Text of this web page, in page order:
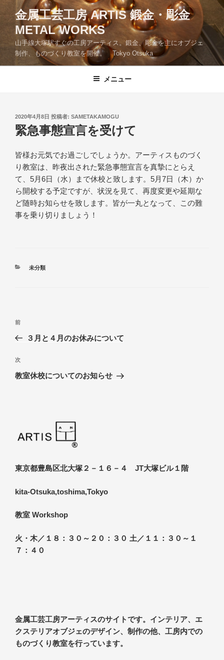
ン
へ
金属工芸工房 ARTIS 鍛金・彫金
METAL WORKS
山手線大塚駅すぐの工房アーティス。鍛金、彫金を主にオブジェ
制作、ものづくり教室を開催。 Tokyo Otsuka
メニュー
投
稿
日:
2020年4月8日 投稿者: SAMETAKAMOGU
緊急事態宣言を受けて
皆様お元気でお過ごしでしょうか。アーティスものづく
り教室は、昨夜出された緊急事態宣言を真摯にとらえ
て、5月6日（水）まで休校と致します。5月7日（木）か
ら開校する予定ですが、状況を見て、再度変更や延期な
ど随時お知らせを致します。皆が一丸となって、この難
事を乗り切りましょう！
カ
未分類
投
ビ
ゲ
前
の
稿
前
３月と４月のお休みについて
次
の
次
教室休校についてのお知らせ
東京都豊島区北大塚２－１６－４ JT大塚ビル１階
kita-Otsuka,toshima,Tokyo
教室 Workshop
火・木／１８：３０～２０：３０ 土／１１：３０～１
７：４０
金属工芸工房アーティスのサイトです。インテリア、エ
クステリアオブジェのデザイン、制作の他、工房内での
ものづくり教室を行っています。